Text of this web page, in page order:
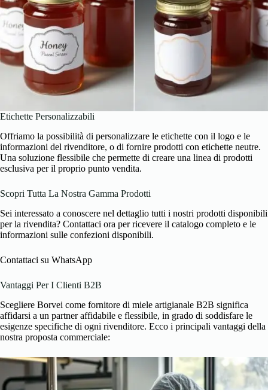
Etichette Personalizzabili
Offriamo la possibilità di personalizzare le etichette con il logo e le
informazioni del rivenditore, o di fornire prodotti con etichette neutre.
Una soluzione flessibile che permette di creare una linea di prodotti
esclusiva per il proprio punto vendita.
Scopri Tutta La Nostra Gamma Prodotti
Sei interessato a conoscere nel dettaglio tutti i nostri prodotti disponibili
per la rivendita? Contattaci ora per ricevere il catalogo completo e le
informazioni sulle confezioni disponibili.
Contattaci su WhatsApp
Vantaggi Per I Clienti B2B
Scegliere Borvei come fornitore di miele artigianale B2B significa
affidarsi a un partner affidabile e flessibile, in grado di soddisfare le
esigenze specifiche di ogni rivenditore. Ecco i principali vantaggi della
nostra proposta commerciale: